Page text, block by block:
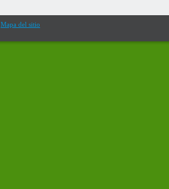
Mapa del sitio